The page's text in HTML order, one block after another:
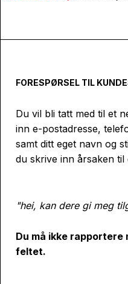
FORESPØRSEL TIL
Du vil bli tatt med til et
inn e-postadresse,
samt ditt eget navn og
du skrive inn årsaken til
"hei, kan dere gi meg
Du må ikke
feltet.